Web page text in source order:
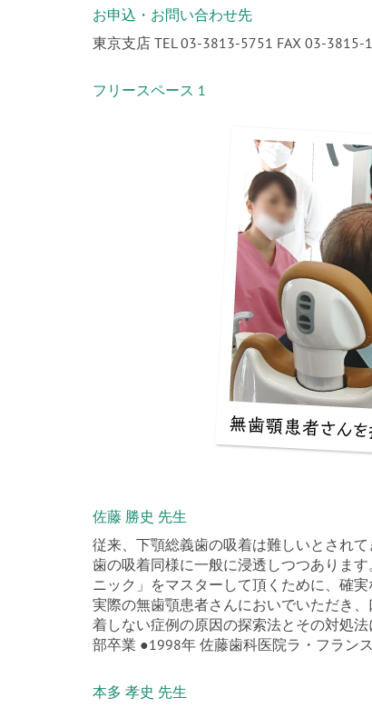
お申込・お問い合わせ先
東京支店 TEL 03-3813-5751 FAX 03-3815-
フリースペース 1
佐藤 勝史 先生
従来、下顎総義歯の吸着は難しいとされ
歯の吸着同様に一般に浸透しつつありま
ニック」をマスターして頂くために、確
実際の無歯顎患者さんにおいでいただき
着しない症例の原因の探索法とその対処
部卒業 ●1998年 佐藤歯科医院ラ・フラン
本多 孝史 先生